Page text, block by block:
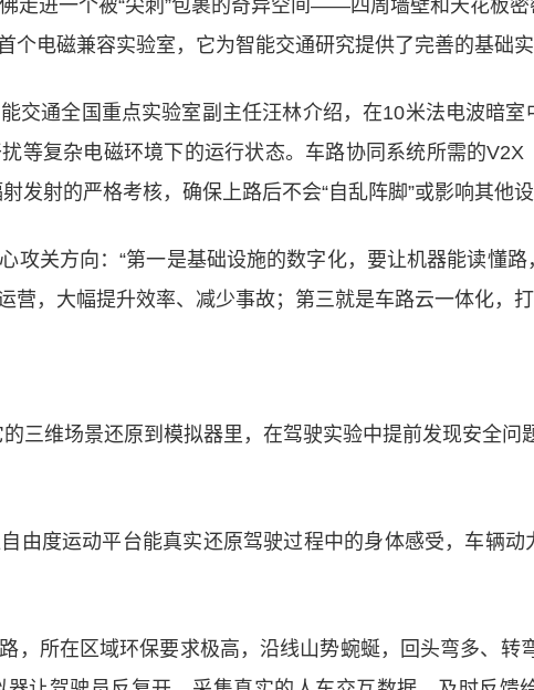
走进一个被“尖刺”包裹的奇异空间——四周墙壁和天花板密
电磁兼容实验室，它为智能交通研究提供了完善的基础实
交通全国重点实验室副主任汪林介绍，在10米法电波暗
等复杂电磁环境下的运行状态。车路协同系统所需的
发射的严格考核，确保上路后不会“自乱阵脚”或影响其他设
攻关方向：“第一是基础设施的数字化，要让机器能读懂
营，大幅提升效率、减少事故；第三就是车路云一体化，
三维场景还原到模拟器里，在驾驶实验中提前发现安全问
由度运动平台能真实还原驾驶过程中的身体感受，车辆
，所在区域环保要求极高，沿线山势蜿蜒，回头弯多、转